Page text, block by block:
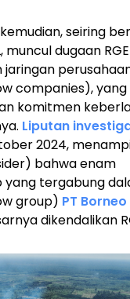
seiring
muncul dugaan RGE
companies),yang
komitmen
Liputan
2024,
bahwa enam
yang tergabung
group) PT
dikendalikan